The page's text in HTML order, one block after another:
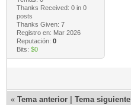
Thanks Received: 0in 0
posts
Thanks Given: 7
Registro en: Mar 2026
Reputación: 0
Bits: $0
« Tema anterior Tema siguiente